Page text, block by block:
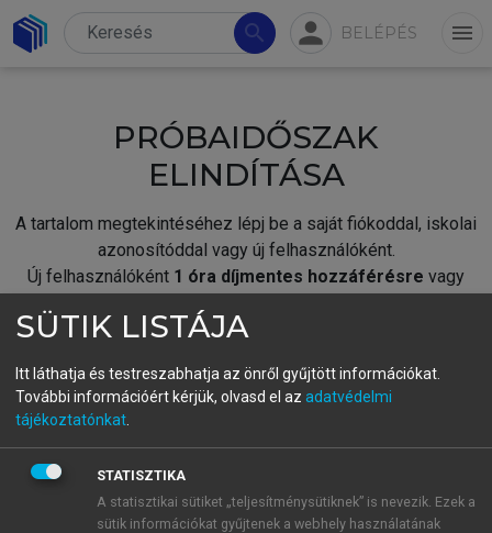
search person BELÉPÉS menu
PRÓBAIDŐSZAK
ELINDÍTÁSA
A tartalom megtekintéséhez lépj be a saját fiókoddal, iskolai
azonosítóddal vagy új felhasználóként.
Új felhasználóként 1 óra díjmentes hozzáférésre vagy
fiókoddal,vagy hozz létre új fiókot.
A regisztráció után apróbaidőszakautomatikusan
BELÉPÉS SAJÁT FIÓKKAL
SÜTIK LISTÁJA
Itt láthatja és testreszabhatja az önről gyűjtött információkat.
További információért kérjük, olvasd el az adatvédelmi
tájékoztatónkat
STATISZTIKA
A statisztikai sütiket „teljesítménysütiknek” is nevezik. Ezek a
sütik információkat gyűjtenek a webhely használatának